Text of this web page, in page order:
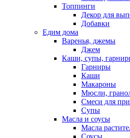
Топпинги
Декор для
Добавки
Едим дома
Варенья, джемы
Джем
Каши, супы,
Гарниры
Каши
Макароны
Мюсли,
Смеси для
Супы
Масла и соусы
Масла
Соусы